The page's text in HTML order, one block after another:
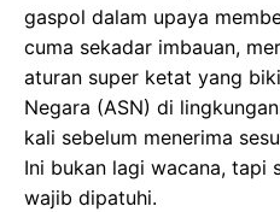
gaspol dalam upaya
cuma sekadar imbauan,
aturan super ketat yang
Negara (ASN) di
kali sebelum menerima
Ini bukan lagi wacana, tapi
wajib dipatuhi.